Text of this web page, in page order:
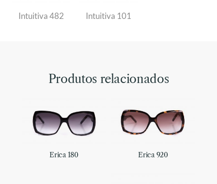
Intuitiva 482 Intuitiva 101
Produtos relacionados
Erica 180 Erica 920